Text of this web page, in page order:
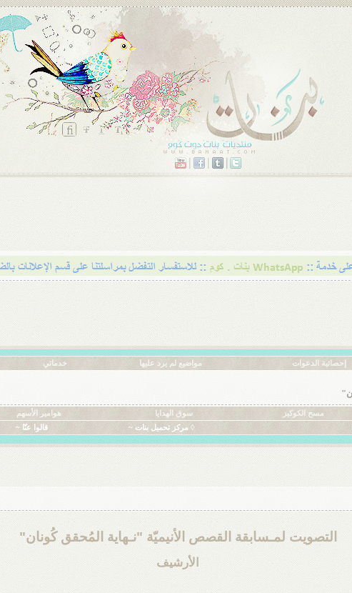
إحصائية الدعوات مواضيع لم يرد عليها خدماتي
مسح الكوكيز سوق الهدايا هوامير الأسهم
◊ مركز تحميل بنات ~ قالوا عنّا ~
التصويت لمـسابقة القصص الأنيميّة "نـهاية المُحقق كُونان"
الأرشيف